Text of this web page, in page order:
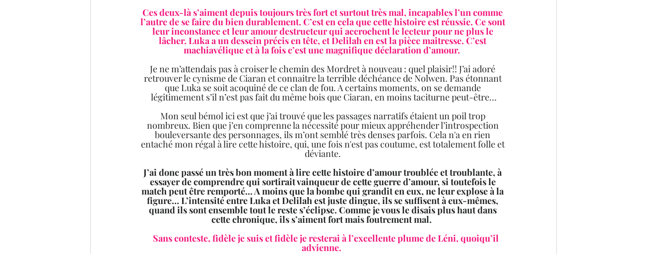
Ces deux-là s’aiment depuis toujours très fort et surtout très mal, incapables l’un comme
l’autre de se faire du bien durablement. C’est en cela que cette histoire est réussie. Ce sont
leur inconstance et leur amour destructeur qui accrochent le lecteur pour ne plus le
lâcher. Luka a un dessein précis en tête, et Delilah en est la pièce maitresse. C’est
machiavélique et à la fois c’est une magnifique déclaration d’amour.
Je ne m’attendais pas à croiser le chemin des Mordret à nouveau : quel plaisir!! J’ai adoré
retrouver le cynisme de Ciaran et connaitre la terrible déchéance de Nolwen. Pas étonnant
que Luka se soit acoquiné de ce clan de fou. A certains moments, on se demande
légitimement s’il n’est pas fait du même bois que Ciaran, en moins taciturne peut-être…
Mon seul bémol ici est que j’ai trouvé que les passages narratifs étaient un poil trop
nombreux. Bien que j’en comprenne la nécessité pour mieux appréhender l’introspection
bouleversante des personnages, ils m’ont semblé très denses parfois. Cela n'a en rien
entaché mon régal à lire cette histoire, qui, une fois n'est pas coutume, est totalement folle et
déviante.
J’ai donc passé un très bon moment à lire cette histoire d’amour troublée et troublante, à
essayer de comprendre qui sortirait vainqueur de cette guerre d’amour, si toutefois le
match peut être remporté... A moins que la bombe qui grandit en eux, ne leur explose à la
figure… L’intensité entre Luka et Delilah est juste dingue, ils se suffisent à eux-mêmes,
quand ils sont ensemble tout le reste s’éclipse. Comme je vous le disais plus haut dans
cette chronique, ils s’aiment fort mais foutrement mal.
advienne.